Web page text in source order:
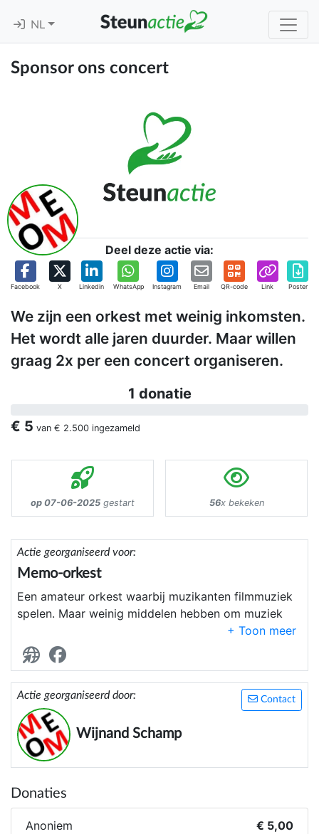
NL
Sponsor ons concert
Deel deze actie via:
Facebook X Linkedin WhatsApp Instagram Email QR-code Link Poster
We zijn een orkest met weinig inkomsten.
Het wordt alle jaren duurder. Maar willen
graag 2x per een concert organiseren.
1 donatie
€ 5 van € 2.500 ingezameld
op 07-06-2025 gestart 56x bekeken
Actie georganiseerd voor:
Memo-orkest
Een amateur orkest waarbij muzikanten filmmuziek
spelen. Maar weinig middelen hebben om muziek
aan te kopen. Dit omdat alles duurder wordt. En
omdat er minder muzikanten bij komen..dus minder
inkomsten.
Contact
Actie georganiseerd door:
Wijnand Schamp
Donaties
Anoniem € 5,00